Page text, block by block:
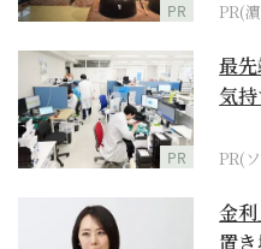
PR PR(
PR
最
気
PR(
金
置